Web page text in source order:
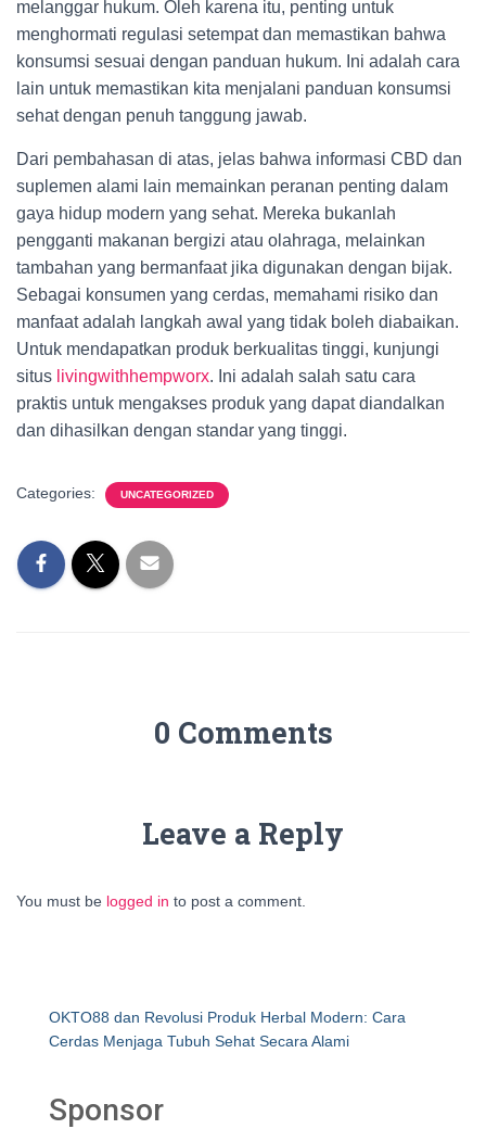
melanggar hukum. Oleh karena itu, penting untuk
menghormati regulasi setempat dan memastikan bahwa
konsumsi sesuai dengan panduan hukum. Ini adalah cara
lain untuk memastikan kita menjalani panduan konsumsi
sehat dengan penuh tanggung jawab.
Dari pembahasan di atas, jelas bahwa informasi CBD dan
suplemen alami lain memainkan peranan penting dalam
gaya hidup modern yang sehat. Mereka bukanlah
pengganti makanan bergizi atau olahraga, melainkan
tambahan yang bermanfaat jika digunakan dengan bijak.
Sebagai konsumen yang cerdas, memahami risiko dan
manfaat adalah langkah awal yang tidak boleh diabaikan.
Untuk mendapatkan produk berkualitas tinggi, kunjungi
situs livingwithhempworx. Ini adalah salah satu cara
praktis untuk mengakses produk yang dapat diandalkan
dan dihasilkan dengan standar yang tinggi.
Categories: UNCATEGORIZED
0 Comments
Leave a Reply
You must be logged in to post a comment.
OKTO88 dan Revolusi Produk Herbal Modern: Cara
Cerdas Menjaga Tubuh Sehat Secara Alami
Sponsor